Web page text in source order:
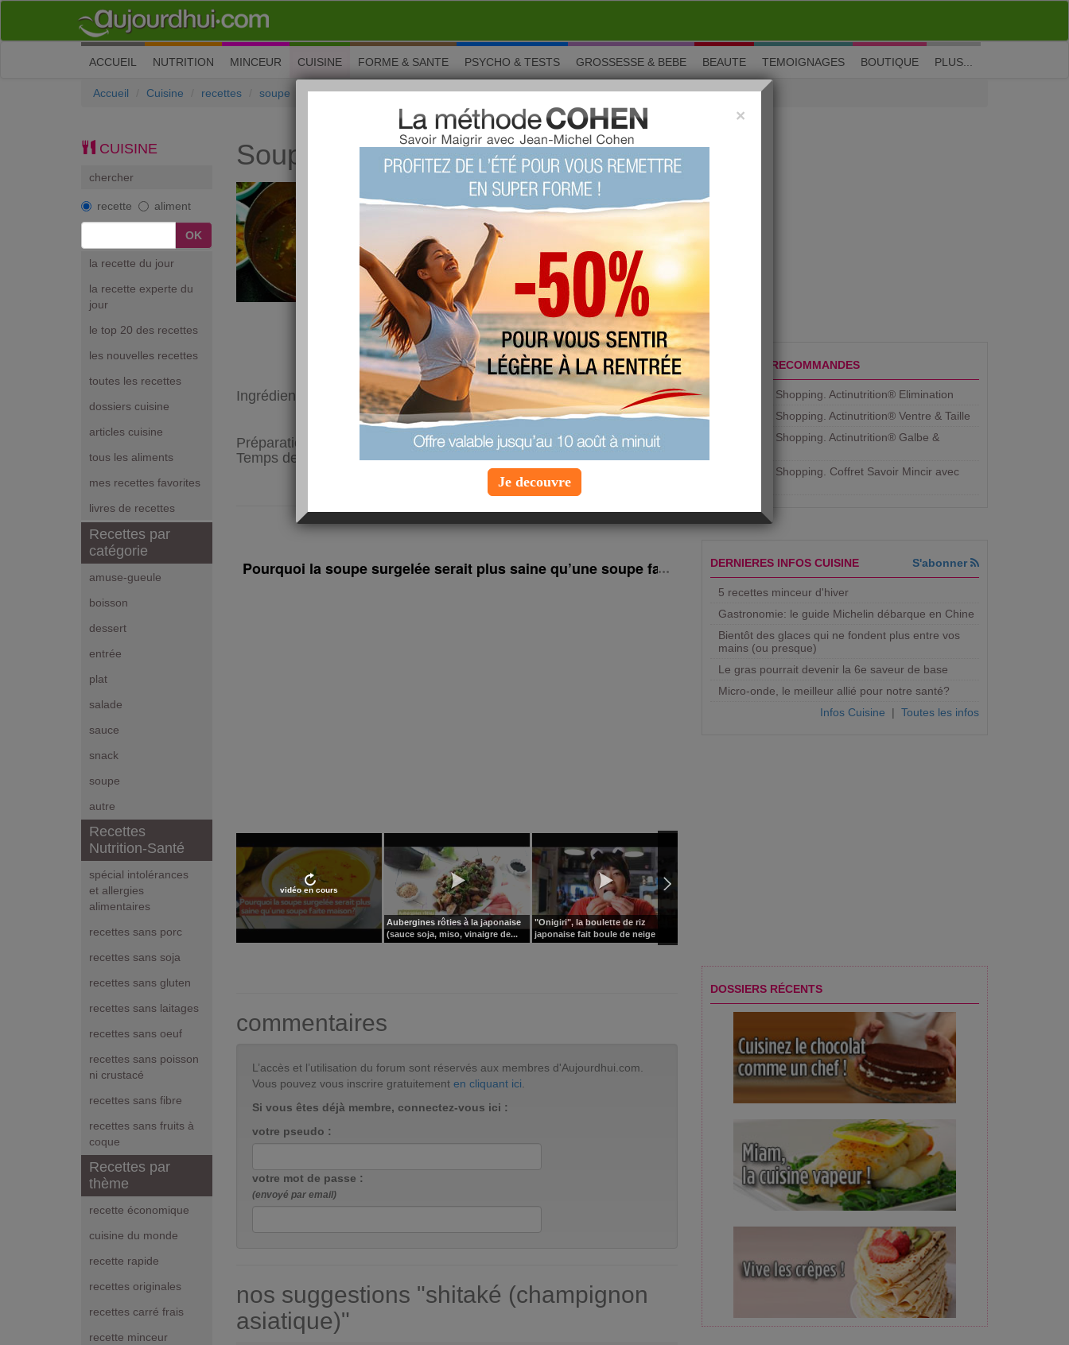
M'inscrire| Me connecter| ? Visite guidée
ACCUEIL (current)
NUTRITION MINCEUR CUISINE FORME & SANTE PSYCHO & TESTS GROSSESSE & BEBE BEAUTE TEMOIGNAGES BOUTIQUE PLUS...
Accueil Cuisine recettes soupe Soupe Japonaise
CUISINE
chercher
recette aliment
la recette du jour
la recette experte du
jour
le top 20 des recettes
les nouvelles recettes
toutes les recettes
dossiers cuisine
articles cuisine
tous les aliments
mes recettes favorites
livres de recettes
Recettes par
catégorie
amuse-gueule
boisson
dessert
entrée
plat
salade
sauce
snack
soupe
autre
Recettes
Nutrition-Santé
spécial intolérances
et allergies
alimentaires
recettes sans porc
recettes sans soja
recettes sans gluten
recettes sans laitages
recettes sans oeuf
recettes sans poisson
ni crustacé
recettes sans fibre
recettes sans fruits à
coque
Recettes par
thème
recette économique
cuisine du monde
recette rapide
recettes originales
recettes carré frais
recette minceur
Soupe Japonaise
Vous aimez ? Alors notez !
(vue : 43772 fois)
proposée parAujourdhui.com
type :soupe
imprimer la fiche recette
ajouter à mes favoris
proposer une recette
Ingrédients pour 6 personnes
Préparation :
Temps de cuisson :
Pourquoi la soupe surgelée serait plus saine qu’une soupe faite maison?
vidéo en cours
Aubergines rôties à la japonaise
(sauce soja, miso, vinaigre de...
"Onigiri", la boulette de riz
japonaise fait boule de neige
commentaires
L’accès et l’utilisation du forum sont réservés aux membres d'Aujourdhui.com.
Vous pouvez vous inscrire gratuitement en cliquant ici
Si vous êtes déjà membre, connectez-vous ici :
votre pseudo :
votre mot de passe :
(envoyé par email)
nos suggestions "shitaké (champignon
asiatique)"
PRODUITS RECOMMANDES
Aujourdhui Shopping. Actinutrition® Elimination
Aujourdhui Shopping. Actinutrition® Ventre & Taille
Aujourdhui Shopping. Actinutrition® Galbe &
Aujourdhui Shopping. ​Coffret Savoir Mincir avec
DERNIERES INFOS CUISINE S'abonner
5 recettes minceur d'hiver
Gastronomie: le guide Michelin débarque en Chine
Bientôt des glaces qui ne fondent plus entre vos
mains (ou presque)
Le gras pourrait devenir la 6e saveur de base
Micro-onde, le meilleur allié pour notre santé?
Infos Cuisine | Toutes les infos
DOSSIERS RÉCENTS
×
Je decouvre